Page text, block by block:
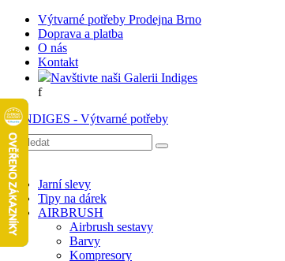
Výtvarné potřeby Prodejna Brno
Doprava a platba
O nás
Kontakt
Navštivte naši Galerii Indiges
f
Jarní slevy
Tipy na dárek
AIRBRUSH
Airbrush sestavy
Barvy
Kompresory